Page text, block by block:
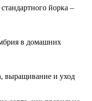
йорка –
в домашних
выращивание и уход